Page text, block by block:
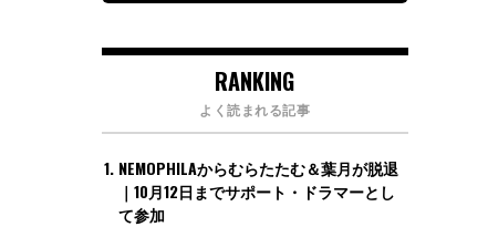
RANKING
よく読まれる記事
NEMOPHILAからむらたたむ＆葉月が脱退
｜10月12日までサポート・ドラマーとし
て参加